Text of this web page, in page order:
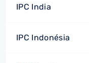
IPC India
IPC Indonésia